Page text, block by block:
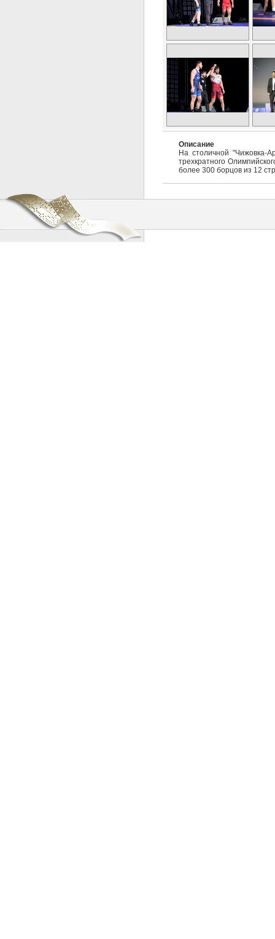
Описание
На столичной "Чижовка-
трехкратного
более 300 борцов из 12